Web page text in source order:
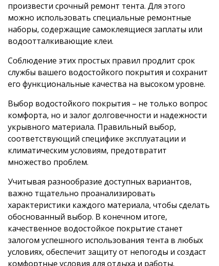
произвести срочный ремонт тента. Для этого
можно использовать специальные ремонтные
наборы, содержащие самоклеящиеся заплаты или
водоотталкивающие клеи.
Соблюдение этих простых правил продлит срок
службы вашего водостойкого покрытия и сохранит
его функциональные качества на высоком уровне.
Выбор водостойкого покрытия – не только вопрос
комфорта, но и залог долговечности и надежности
укрывного материала. Правильный выбор,
соответствующий специфике эксплуатации и
климатическим условиям, предотвратит
множество проблем.
Учитывая разнообразие доступных вариантов,
важно тщательно проанализировать
характеристики каждого материала, чтобы сделать
обоснованный выбор. В конечном итоге,
качественное водостойкое покрытие станет
залогом успешного использования тента в любых
условиях, обеспечит защиту от непогоды и создаст
комфортные условия для отдыха и работы.